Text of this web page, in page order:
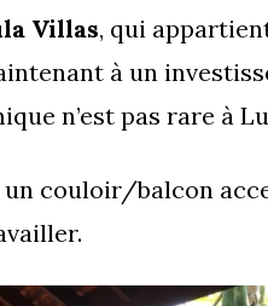
Villas, qui
à un
n’est pas rare à
un couloir/balcon